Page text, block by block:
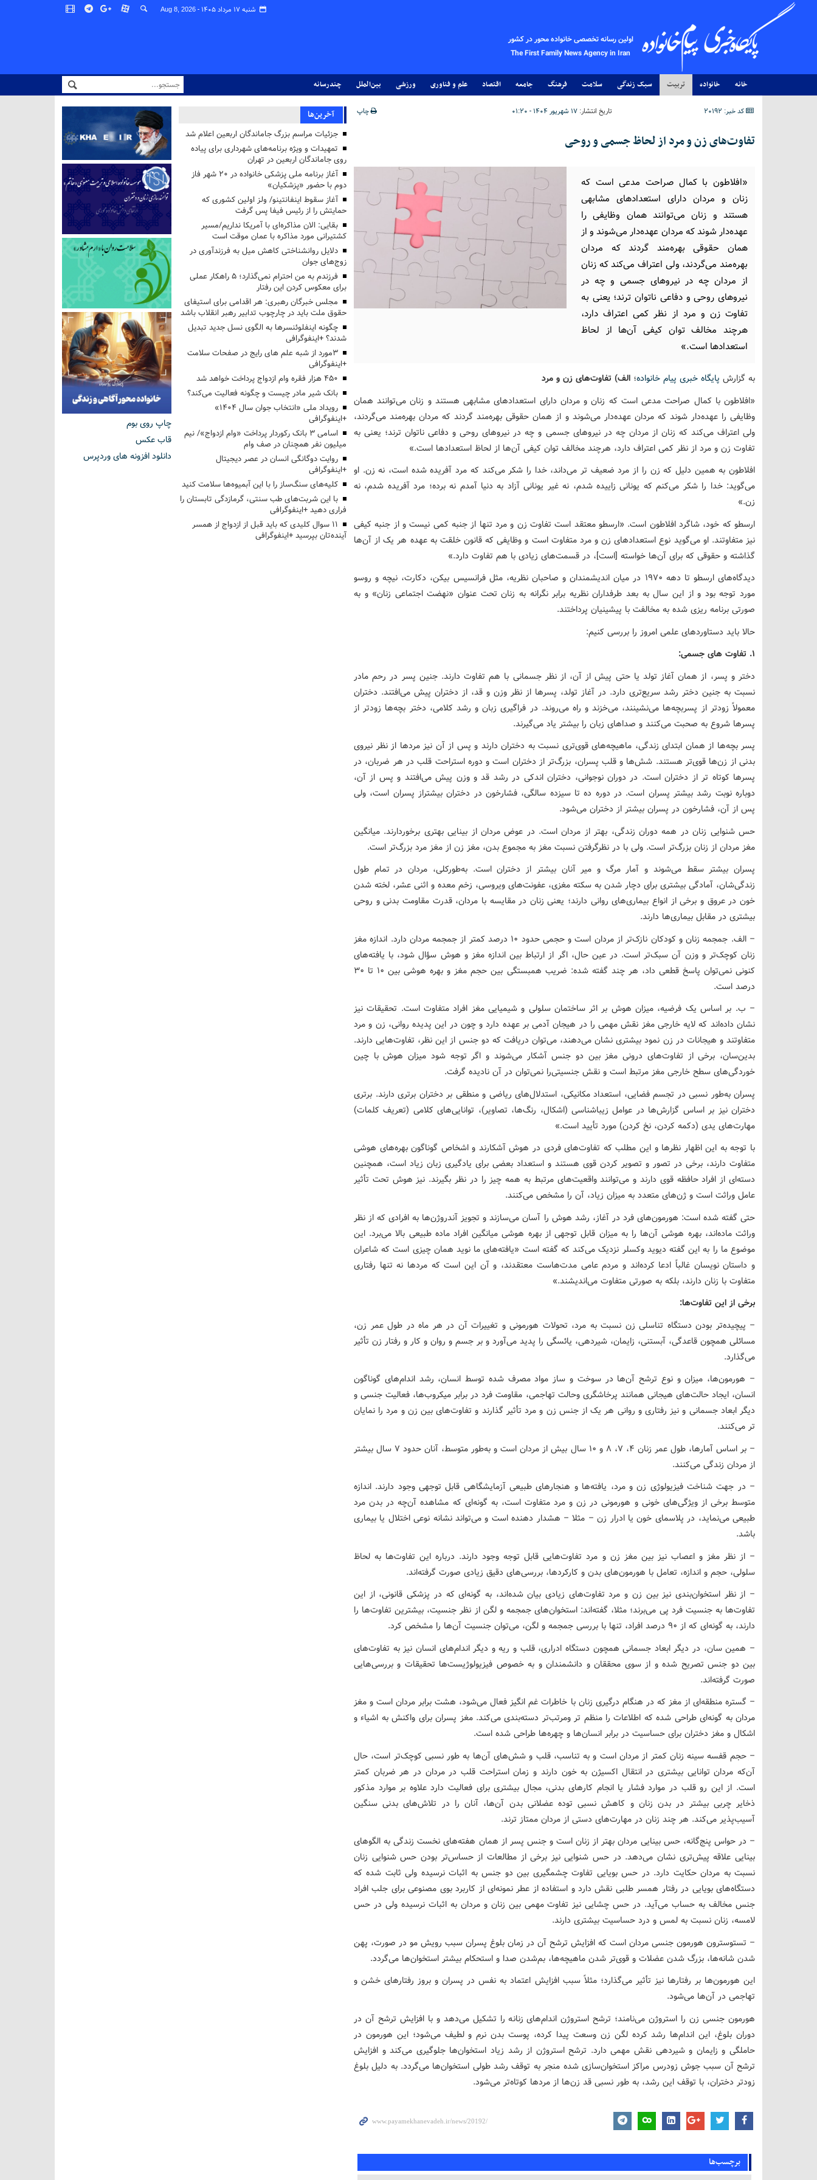
شنبه ۱۷ مرداد ۱۴۰۵ - Aug 8, 2026
اولین رسانه تخصصی خانواده محور در کشور
The First Family News Agency in Iran
خانه خانواده تربیت سبک زندگی سلامت فرهنگ جامعه اقتصاد علم و فناوری ورزشی بین‌الملل چندرسانه
کد خبر: 20192 تاریخ انتشار:۱۷ شهریور ۱۴۰۴ - ۰۱:۲۰ چاپ
تفاوت‌های زن و مرد از لحاظ جسمی و روحی
«افلاطون با کمال صراحت مدعی است که
زنان و مردان دارای استعدادهای مشابهی
هستند و زنان می‌توانند همان وظایفی را
عهده‌دار شوند که مردان عهده‌دار می‌شوند و از
همان حقوقی بهره‌مند گردند که مردان
بهره‌مند می‌گردند، ولی اعتراف می‌کند که زنان
از مردان چه در نیروهای جسمی و چه در
نیروهای روحی و دفاعی ناتوان ترند؛ یعنی به
تفاوت زن و مرد از نظر کمی اعتراف دارد،
هرچند مخالف توان کیفی آن‌ها از لحاظ
استعدادها است.»
به گزارش پایگاه خبری پیام خانواده؛ الف) تفاوت‌های زن و مرد
«افلاطون با کمال صراحت مدعی است که زنان و مردان دارای استعدادهای مشابهی هستند و زنان می‌توانند همان
وظایفی را عهده‌دار شوند که مردان عهده‌دار می‌شوند و از همان حقوقی بهره‌مند گردند که مردان بهره‌مند می‌گردند،
ولی اعتراف می‌کند که زنان از مردان چه در نیروهای جسمی و چه در نیروهای روحی و دفاعی ناتوان ترند؛ یعنی به
تفاوت زن و مرد از نظر کمی اعتراف دارد، هرچند مخالف توان کیفی آن‌ها از لحاظ استعدادها است.»
افلاطون به همین دلیل که زن را از مرد ضعیف تر می‌داند، خدا را شکر می‌کند که مرد آفریده شده است، نه زن. او
می‌گوید: خدا را شکر می‌کنم که یونانی زاییده شدم، نه غیر یونانی آزاد به دنیا آمدم نه برده؛ مرد آفریده شدم، نه
زن.»
ارسطو که خود، شاگرد افلاطون است. «ارسطو معتقد است تفاوت زن و مرد تنها از جنبه کمی نیست و از جنبه کیفی
نیز متفاوتند. او می‌گوید نوع استعدادهای زن و مرد متفاوت است و وظایفی که قانون خلقت به عهده هر یک از آن‌ها
گذاشته و حقوقی که برای آن‌ها خواسته [است]، در قسمت‌های زیادی با هم تفاوت دارد.»
دیدگاه‌های ارسطو تا دهه ۱۹۷۰ در میان اندیشمندان و صاحبان نظریه، مثل فرانسیس بیکن، دکارت، نیچه و روسو
مورد توجه بود و از این سال به بعد طرفداران نظریه برابر نگرانه به زنان تحت عنوان «نهضت اجتماعی زنان» و به
صورتی برنامه ریزی شده به مخالفت با پیشینیان پرداختند.
حالا باید دستاوردهای علمی امروز را بررسی کنیم:
۱. تفاوت های جسمی:
دختر و پسر، از همان آغاز تولد یا حتی پیش از آن، از نظر جسمانی با هم تفاوت دارند. جنین پسر در رحم مادر
نسبت به جنین دختر رشد سریع‌تری دارد. در آغاز تولد، پسرها از نظر وزن و قد، از دختران پیش می‌افتند. دختران
معمولاً زودتر از پسربچه‌ها می‌نشینند، می‌خزند و راه می‌روند. در فراگیری زبان و رشد کلامی، دختر بچه‌ها زودتر از
پسرها شروع به صحبت می‌کنند و صداهای زبان را بیشتر یاد می‌گیرند.
پسر بچه‌ها از همان ابتدای زندگی، ماهیچه‌های قوی‌تری نسبت به دختران دارند و پس از آن نیز مردها از نظر نیروی
بدنی از زن‌ها قوی‌تر هستند. شش‌ها و قلب پسران، بزرگ‌تر از دختران است و دوره استراحت قلب در هر ضربان، در
پسرها کوتاه تر از دختران است. در دوران نوجوانی، دختران اندکی در رشد قد و وزن پیش می‌افتند و پس از آن،
دوباره نوبت رشد بیشتر پسران است. در دوره ده تا سیزده سالگی، فشارخون در دختران بیشتراز پسران است، ولی
پس از آن، فشارخون در پسران بیشتر از دختران می‌شود.
حس شنوایی زنان در همه دوران زندگی، بهتر از مردان است. در عوض مردان از بینایی بهتری برخوردارند. میانگین
مغز مردان از زنان بزرگ‌تر است. ولی با در نظرگرفتن نسبت مغز به مجموع بدن، مغز زن از مغز مرد بزرگ‌تر است.
پسران بیشتر سقط می‌شوند و آمار مرگ و میر آنان بیشتر از دختران است. به‌طورکلی، مردان در تمام طول
زندگی‌شان، آمادگی بیشتری برای دچار شدن به سکته مغزی، عفونت‌های ویروسی، زخم معده و اثنی عشر، لخته شدن
خون در عروق و برخی از انواع بیماری‌های روانی دارند؛ یعنی زنان در مقایسه با مردان، قدرت مقاومت بدنی و روحی
بیشتری در مقابل بیماری‌ها دارند.
– الف. جمجمه زنان و کودکان نازک‌تر از مردان است و حجمی حدود ۱۰ درصد کمتر از جمجمه مردان دارد. اندازه مغز
زنان کوچک‌تر و وزن آن سبک‌تر است. در عین حال، اگر از ارتباط بین اندازه مغز و هوش سؤال شود، با یافته‌های
کنونی نمی‌توان پاسخ قطعی داد، هر چند گفته شده: ضریب همبستگی بین حجم مغز و بهره هوشی بین ۱۰ تا ۳۰
درصد است.
– ب. بر اساس یک فرضیه، میزان هوش بر اثر ساختمان سلولی و شیمیایی مغز افراد متفاوت است. تحقیقات نیز
نشان داده‌اند که لایه خارجی مغز نقش مهمی را در هیجان آدمی بر عهده دارد و چون در این پدیده روانی، زن و مرد
متفاوتند و هیجانات در زن نمود بیشتری نشان می‌دهند، می‌توان دریافت که دو جنس از این نظر، تفاوت‌هایی دارند.
بدین‌سان، برخی از تفاوت‌های درونی مغز بین دو جنس آشکار می‌شوند و اگر توجه شود میزان هوش با چین
خوردگی‌های سطح خارجی مغز مرتبط است و نقش جنسیتی‌را نمی‌توان در آن نادیده گرفت.
پسران به‌طور نسبی در تجسم فضایی، استعداد مکانیکی، استدلال‌های ریاضی و منطقی بر دختران برتری دارند. برتری
دختران نیز بر اساس گزارش‌ها در عوامل زیباشناسی (اشکال، رنگ‌ها، تصاویر)، توانایی‌های کلامی (تعریف کلمات)
مهارت‌های یدی (دکمه کردن، نخ کردن) مورد تأیید است.»
با توجه به این اظهار نظرها و این مطلب که تفاوت‌های فردی در هوش آشکارند و اشخاص گوناگون بهره‌های هوشی
متفاوت دارند، برخی در تصور و تصویر کردن قوی هستند و استعداد بعضی برای یادگیری زبان زیاد است، همچنین
دسته‌ای از افراد حافظه قوی دارند و می‌توانند واقعیت‌های مرتبط به همه چیز را در نظر بگیرند. نیز هوش تحت تأثیر
عامل وراثت است و ژن‌های متعدد به میزان زیاد، آن را مشخص می‌کنند.
حتی گفته شده است: هورمون‌های فرد در آغاز، رشد هوش را آسان می‌سازند و تجویز آندروژن‌ها به افرادی که از نظر
وراثت ماده‌اند، بهره هوشی آن‌ها را به میزان قابل توجهی از بهره هوشی میانگین افراد ماده طبیعی بالا می‌برد. این
موضوع ما را به این گفته دیوید وکسلر نزدیک می‌کند که گفته است «یافته‌های ما نوید همان چیزی است که شاعران
و داستان نویسان غالباً ادعا کرده‌اند و مردم عامی مدت‌هاست معتقدند، و آن این است که مردها نه تنها رفتاری
متفاوت با زنان دارند، بلکه به صورتی متفاوت می‌اندیشند.»
برخی از این تفاوت‌ها:
– پیچیده‌تر بودن دستگاه تناسلی زن نسبت به مرد، تحولات هورمونی و تغییرات آن در هر ماه در طول عمر زن،
مسائلی همچون قاعدگی، آبستنی، زایمان، شیردهی، یائسگی را پدید می‌آورد و بر جسم و روان و کار و رفتار زن تأثیر
می‌گذارد.
– هورمون‌ها، میزان و نوع ترشح آن‌ها در سوخت و ساز مواد مصرف شده توسط انسان، رشد اندام‌های گوناگون
انسان، ایجاد حالت‌های هیجانی همانند پرخاشگری وحالت تهاجمی، مقاومت فرد در برابر میکروب‌ها، فعالیت جنسی و
دیگر ابعاد جسمانی و نیز رفتاری و روانی هر یک از جنس زن و مرد تأثیر گذارند و تفاوت‌های بین زن و مرد را نمایان
تر می‌کنند.
– بر اساس آمارها، طول عمر زنان ۴، ۷، ۸ و ۱۰ سال بیش از مردان است و به‌طور متوسط، آنان حدود ۷ سال بیشتر
از مردان زندگی می‌کنند.
– در جهت شناخت فیزیولوژی زن و مرد، یافته‌ها و هنجارهای طبیعی آزمایشگاهی قابل توجهی وجود دارند. اندازه
متوسط برخی از ویژگی‌های خونی و هورمونی در زن و مرد متفاوت است، به گونه‌ای که مشاهده آن‌چه در بدن مرد
طبیعی می‌نماید، در پلاسمای خون یا ادرار زن – مثلا – هشدار دهنده است و می‌تواند نشانه نوعی اختلال یا بیماری
باشد.
– از نظر مغز و اعصاب نیز بین مغز زن و مرد تفاوت‌هایی قابل توجه وجود دارند. درباره این تفاوت‌ها به لحاظ
سلولی، حجم و اندازه، تعامل با هورمون‌های بدن و کارکردها، بررسی‌های دقیق زیادی صورت گرفته‌اند.
– از نظر استخوان‌بندی نیز بین زن و مرد تفاوت‌های زیادی بیان شده‌اند، به گونه‌ای که در پزشکی قانونی، از این
تفاوت‌ها به جنسیت فرد پی می‌برند؛ مثلا، گفته‌اند: استخوان‌های جمجمه و لگن از نظر جنسیت، بیشترین تفاوت‌ها را
دارند، به گونه‌ای که از ۹۰ درصد افراد، تنها با بررسی جمجمه و لگن، می‌توان جنسیت آن‌ها را مشخص کرد.
– همین سان، در دیگر ابعاد جسمانی همچون دستگاه ادراری، قلب و ریه و دیگر اندام‌های انسان نیز به تفاوت‌های
بین دو جنس تصریح شده و از سوی محققان و دانشمندان و به خصوص فیزیولوژیست‌ها تحقیقات و بررسی‌هایی
صورت گرفته‌اند.
– گستره منطقه‌ای از مغز که در هنگام درگیری زنان با خاطرات غم انگیز فعال می‌شود، هشت برابر مردان است و مغز
مردان به گونه‌ای طراحی شده که اطلاعات را منظم تر ومرتب‌تر دسته‌بندی می‌کند. مغز پسران برای واکنش به اشیاء و
اشکال و مغز دختران برای حساسیت در برابر انسان‌ها و چهره‌ها طراحی شده است.
– حجم قفسه سینه زنان کمتر از مردان است و به تناسب، قلب و شش‌های آن‌ها به طور نسبی کوچک‌تر است، حال
آن‌که مردان توانایی بیشتری در انتقال اکسیژن به خون دارند و زمان استراحت قلب در مردان در هر ضربان کمتر
است. از این رو قلب در موارد فشار یا انجام کارهای بدنی، مجال بیشتری برای فعالیت دارد علاوه بر موارد مذکور
ذخایر چربی بیشتر در بدن زنان و کاهش نسبی توده عضلانی بدن آن‌ها، آنان را در تلاش‌های بدنی سنگین
آسیب‌پذیر می‌کند. هر چند زنان در مهارت‌های دستی از مردان ممتاز ترند.
– در حواس پنج‌گانه، حس بینایی مردان بهتر از زنان است و جنس پسر از همان هفته‌های نخست زندگی به الگوهای
بینایی علاقه پیش‌تری نشان می‌دهد. در حس شنوایی نیز برخی از مطالعات از حساس‌تر بودن حس شنوایی زنان
نسبت به مردان حکایت دارد. در حس بویایی تفاوت چشمگیری بین دو جنس به اثبات نرسیده ولی ثابت شده که
دستگاه‌های بویایی در رفتار همسر طلبی نقش دارد و استفاده از عطر نمونه‌ای از کاربرد بوی مصنوعی برای جلب افراد
جنس مخالف به حساب می‌آید. در حس چشایی نیز تفاوت مهمی بین زنان و مردان به اثبات نرسیده ولی در حس
لامسه، زنان نسبت به لمس و درد حساسیت بیشتری دارند.
– تستوسترون هورمون جنسی مردان است که افزایش ترشح آن در زمان بلوغ پسران سبب رویش مو در صورت، پهن
شدن شانه‌ها، بزرگ شدن عضلات و قوی‌تر شدن ماهیچه‌ها، بم‌شدن صدا و استحکام بیشتر استخوان‌ها می‌گردد.
این هورمون‌ها بر رفتارها نیز تأثیر می‌گذارد؛ مثلاً سبب افزایش اعتماد به نفس در پسران و بروز رفتارهای خشن و
تهاجمی در آن‌ها می‌شود.
هورمون جنسی زن را استروژن می‌نامند؛ ترشح استروژن اندام‌های زنانه را تشکیل می‌دهد و با افزایش ترشح آن در
دوران بلوغ، این اندام‌ها رشد کرده لگن زن وسعت پیدا کرده، پوست بدن نرم و لطیف می‌شود؛ این هورمون در
حاملگی و زایمان و شیردهی نقش مهمی دارد. ترشح استروژن از رشد زیاد استخوان‌ها جلوگیری می‌کند و افزایش
ترشح آن سبب جوش زودرس مراکز استخوان‌سازی شده منجر به توقف رشد طولی استخوان‌ها می‌گردد. به دلیل بلوغ
زودتر دختران، با توقف این رشد، به طور نسبی قد زن‌ها از مردها کوتاه‌تر می‌شود.
برچسب‌ها
آخرین‌ها
جزئیات مراسم بزرگ جاماندگان اربعین اعلام شد
تمهیدات و ویژه برنامه‌های شهرداری برای پیاده
روی جاماندگان اربعین در تهران
آغاز برنامه ملی پزشکی خانواده در ۲۰ شهر فاز
دوم با حضور «پزشکیان»
آغاز سقوط اینفانتینو/ ولز اولین کشوری که
حمایتش را از رئیس فیفا پس گرفت
بقایی: الان مذاکره‌ای با آمریکا نداریم/مسیر
کشتیرانی مورد مذاکره با عمان موقت است
دلایل روانشناختی کاهش میل به فرزندآوری در
زوج‌های جوان
فرزندم به من احترام نمی‌گذارد؛ ۵ راهکار عملی
برای معکوس کردن این رفتار
مجلس خبرگان رهبری: هر اقدامی برای استیفای
حقوق ملت باید در چارچوب تدابیر رهبر انقلاب باشد
چگونه اینفلوئنسرها به الگوی نسل جدید تبدیل
شدند؟ +اینفوگرافی
3مورد از شبه علم های رایج در صفحات سلامت
+اینفوگرافی
۴۵۰ هزار فقره وام ازدواج پرداخت خواهد شد
بانک شیر مادر چیست و چگونه فعالیت می‌کند؟
رویداد ملی «انتخاب جوان سال ۱۴۰۴»
+اینفوگرافی
اسامی ۳ بانک رکوردار پرداخت «وام ازدواج»/ نیم
میلیون نفر همچنان در صف وام
روایت دوگانگی انسان در عصر دیجیتال
+اینفوگرافی
کلیه‌های سنگ‌ساز را با این آبمیوه‌ها سلامت کنید
با این شربت‌های طب سنتی، گرمازدگی تابستان را
فراری دهید +اینفوگرافی
۱۱ سوال کلیدی که باید قبل از ازدواج از همسر
آینده‌تان بپرسید +اینفوگرافی
چاپ روی بوم
قاب عکس
دانلود افزونه های وردپرس